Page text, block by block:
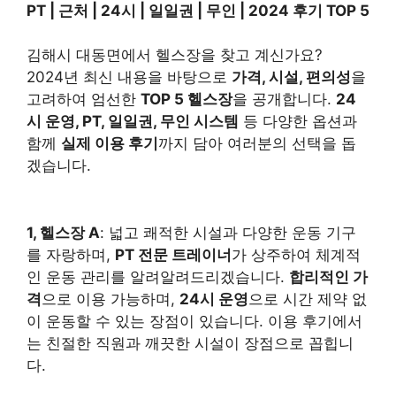
PT | 근처 | 24시 | 일일권 | 무인 | 2024 후기 TOP 5
김해시 대동면에서 헬스장을 찾고 계신가요?
2024년 최신 내용을 바탕으로 가격, 시설, 편의성을
고려하여 엄선한 TOP 5 헬스장을 공개합니다. 24
시 운영, PT, 일일권, 무인 시스템 등 다양한 옵션과
함께 실제 이용 후기 까지 담아 여러분의 선택을 돕
겠습니다.
1, 헬스장 A: 넓고 쾌적한 시설과 다양한 운동 기구
를 자랑하며, PT 전문 트레이너가 상주하여 체계적
인 운동 관리를 알려알려드리겠습니다. 합리적인 가
격 으로 이용 가능하며, 24시 운영 으로 시간 제약 없
이 운동할 수 있는 장점이 있습니다. 이용 후기에서
는 친절한 직원과 깨끗한 시설이 장점으로 꼽힙니
다.